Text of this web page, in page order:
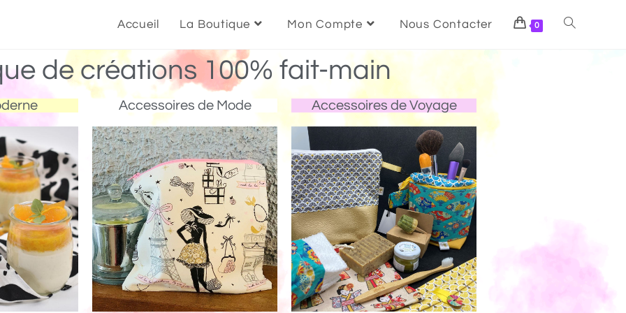
Accueil La Boutique Mon Compte Nous Contacter 0
de créations 100% fait-main
Accessoires de Mode Accessoires de Voyage